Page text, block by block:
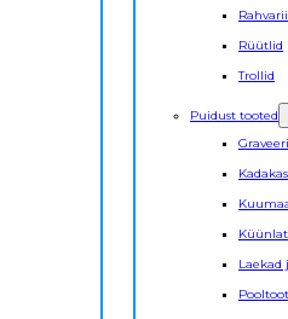
Rüütlid
Trollid
Puidust tooted
Kadakas
Laekad